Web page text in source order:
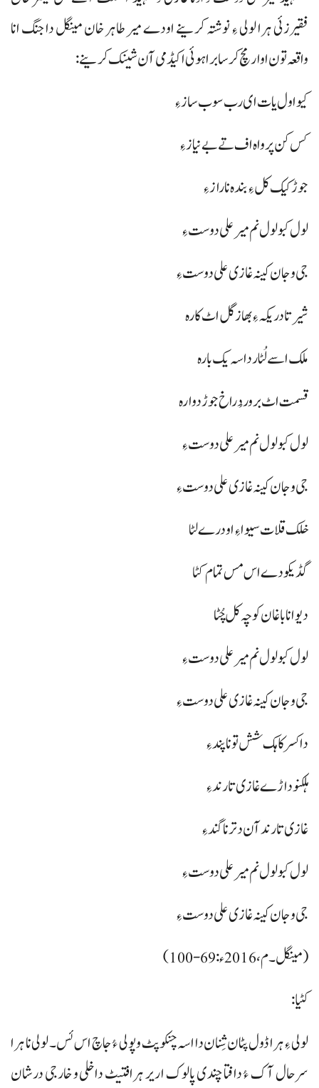
فقیرزئی ہرا لولی ءِ نوشتہ کرینے اودے میر طاہر خان مینگل دا جنگ انا
واقعہ تون اوار مچ کرسا براہوئی اکیڈمی آن شینک کرینے:
کیو اول یات ای رب سوب ساز ءِ
کس کن پرواہ اف تے بے نیاز ءِ
جوڑ کیک کل ءِ بندہ نا راز ءِ
لول کبو لول نم میر علی دوست ءِ
جی وجان کینہ غازی علی دوست ءِ
شیر تا دریکہ ءِ بھاز گل اٹ کارہ
ملک اسے لُٹار داسہ یک بارہ
قسمت اٹ برور دُراخ جوڑ دوارہ
لول کبو لول نم میر علی دوست ءِ
جی وجان کینہ غازی علی دوست ءِ
خلک قلات سیوا ءِ او درے لٹا
گڈیکو دے اس مس تمام کٹا
دیو انا با غان کوچہ کل چُٹا
لول کبو لول نم میر علی دوست ءِ
جی وجان کینہ غازی علی دوست ءِ
دا کسر کاہک شش تو نا پند ءِ
ہلکنو داڑے غازی تا رند ءِ
غازی تا رند آن دتر نا گند ءِ
لول کبو لول نم میر علی دوست ءِ
جی وجان کینہ غازی علی دوست ءِ
(مینگل۔م، 2016ء:69-100)
کٹیا:
لولی ءِ ہرا ڈول پٹان شِنان دا اسہ چنکو پٹ وپولی ءُ جاچ اس ئس۔ لولی نا ہرا
سرحال آک ءُ دافتا چندی پالوک اریر ہرافتیٹ داخلی و خارجی درشان